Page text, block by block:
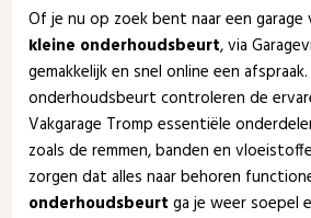
Of je nu op zoek bent naar een
kleine onderhoudsbeurt, via
gemakkelijk en snel online een
onderhoudsbeurt controleren de
Vakgarage Tromp essentiële
zoals de remmen, banden en
zorgen dat alles naar behoren
onderhoudsbeurt ga je weer soepel